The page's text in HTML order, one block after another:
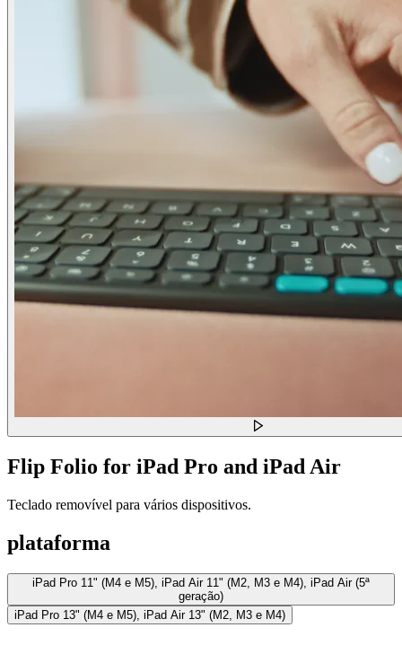
Flip Folio for iPad Pro and iPad Air
Teclado removível para vários dispositivos.
plataforma
iPad Pro 11" (M4 e M5), iPad Air 11" (M2, M3 e M4), iPad Air (5ª
geração)
iPad Pro 13" (M4 e M5), iPad Air 13" (M2, M3 e M4)